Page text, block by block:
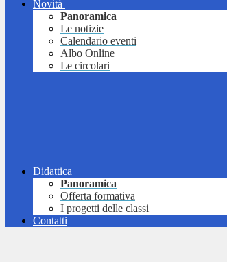
Novità
Panoramica
Le notizie
Calendario eventi
Albo Online
Le circolari
Didattica
Panoramica
Offerta formativa
I progetti delle classi
Contatti